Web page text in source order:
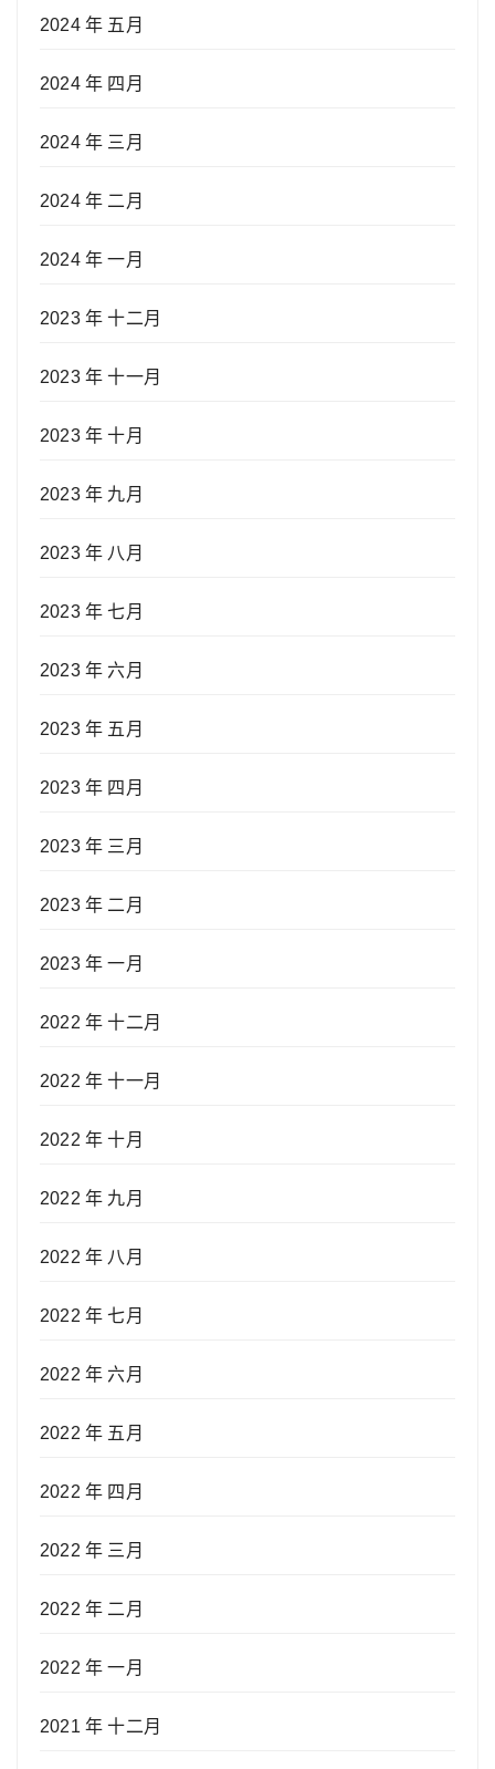
2024 年 五月
2024 年 四月
2024 年 三月
2024 年 二月
2024 年 一月
2023 年 十二月
2023 年 十一月
2023 年 十月
2023 年 九月
2023 年 八月
2023 年 七月
2023 年 六月
2023 年 五月
2023 年 四月
2023 年 三月
2023 年 二月
2023 年 一月
2022 年 十二月
2022 年 十一月
2022 年 十月
2022 年 九月
2022 年 八月
2022 年 七月
2022 年 六月
2022 年 五月
2022 年 四月
2022 年 三月
2022 年 二月
2022 年 一月
2021 年 十二月